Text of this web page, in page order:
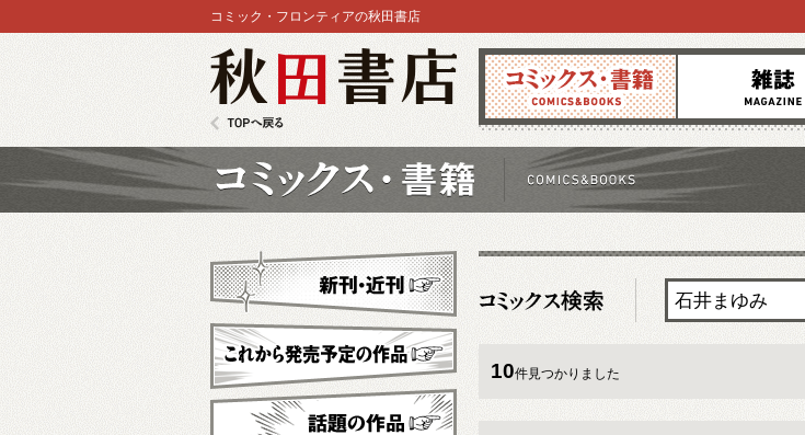
コミックス 雑誌
コミック・フロンティアの秋田書店
10件見つかりました
新刊・近刊
これから発売予定